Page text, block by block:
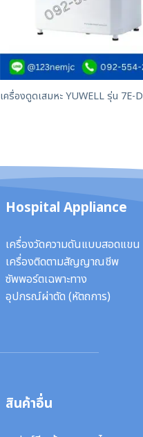
เครื่องดูดเสมหะ YUWELL รุ่น 7E-D
Hospital Appliance
เครื่องวัดความดันแบบสอดแขน
เครื่องติดตามสัญญาณชีพ
ซัพพอร์ตเฉพาะทาง
อุปกรณ์ผ่าตัด (หัตถการ)
สินค้าอื่น